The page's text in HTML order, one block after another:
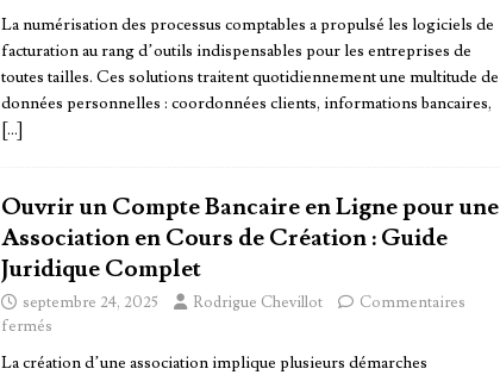
La numérisation des processus comptables a propulsé les logiciels de
facturation au rang d’outils indispensables pour les entreprises de
toutes tailles. Ces solutions traitent quotidiennement une multitude de
données personnelles : coordonnées clients, informations bancaires,
[…]
Ouvrir un Compte Bancaire en Ligne pour une
Association en Cours de Création : Guide
Juridique Complet
septembre 24, 2025 Rodrigue Chevillot
Commentaires
fermés
La création d’une association implique plusieurs démarches